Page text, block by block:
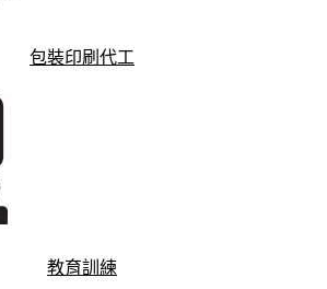
包裝印刷代工
教育訓練